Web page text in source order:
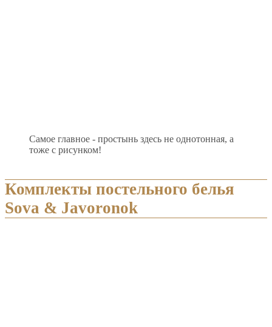
Самое главное - простынь здесь не однотонная, а
тоже с рисунком!
Комплекты постельного белья
Sova & Javoronok